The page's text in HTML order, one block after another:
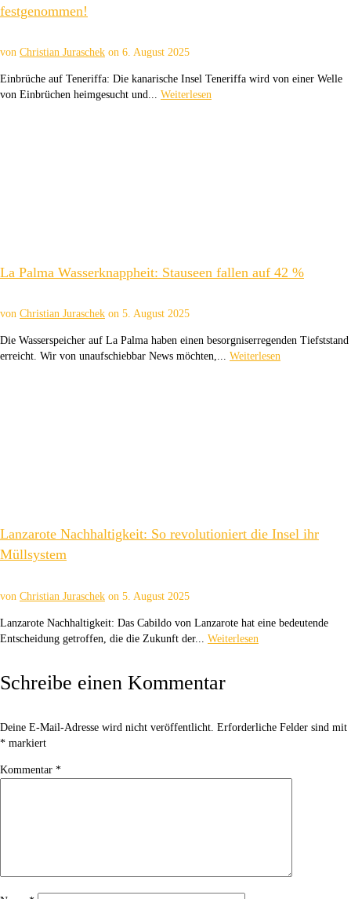
festgenommen!
von Christian Juraschek on 6. August 2025
Einbrüche auf Teneriffa: Die kanarische Insel Teneriffa wird von einer Welle
von Einbrüchen heimgesucht und... Weiterlesen
La Palma Wasserknappheit: Stauseen fallen auf 42 %
von Christian Juraschek on 5. August 2025
Die Wasserspeicher auf La Palma haben einen besorgniserregenden Tiefststand
erreicht. Wir von unaufschiebbar News möchten,... Weiterlesen
Lanzarote Nachhaltigkeit: So revolutioniert die Insel ihr
Müllsystem
von Christian Juraschek on 5. August 2025
Lanzarote Nachhaltigkeit: Das Cabildo von Lanzarote hat eine bedeutende
Entscheidung getroffen, die die Zukunft der... Weiterlesen
Schreibe einen Kommentar
Deine E-Mail-Adresse wird nicht veröffentlicht. Erforderliche Felder sind mit
* markiert
Kommentar *